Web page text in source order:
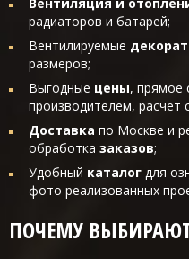
радиаторов и батарей;
Вентилируемые
размеров;
Выгодные цены, прямое
производителем,
Доставка по Москве и
обработка заказов;
Удобный каталог для
фото реализованных
ПОЧЕМУ